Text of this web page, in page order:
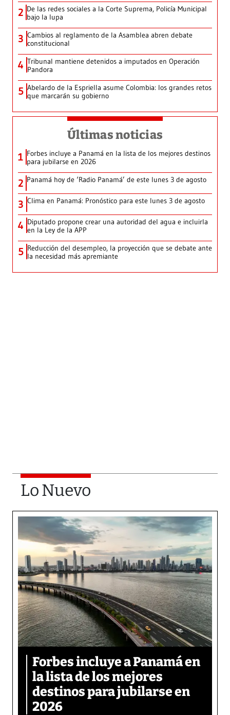
2 De las redes sociales a la Corte Suprema, Policía Municipal
bajo la lupa
3 Cambios al reglamento de la Asamblea abren debate
constitucional
4 Tribunal mantiene detenidos a imputados en Operación
Pandora
5 Abelardo de la Espriella asume Colombia: los grandes retos
que marcarán su gobierno
Últimas noticias
1 Forbes incluye a Panamá en la lista de los mejores destinos
para jubilarse en 2026
2 Panamá hoy de ‘Radio Panamá’ de este lunes 3 de agosto
3 Clima en Panamá: Pronóstico para este lunes 3 de agosto
4 Diputado propone crear una autoridad del agua e incluirla
en la Ley de la APP
5 Reducción del desempleo, la proyección que se debate ante
la necesidad más apremiante
Lo Nuevo
Forbes incluye a Panamá en
la lista de los mejores
destinos para jubilarse en
2026